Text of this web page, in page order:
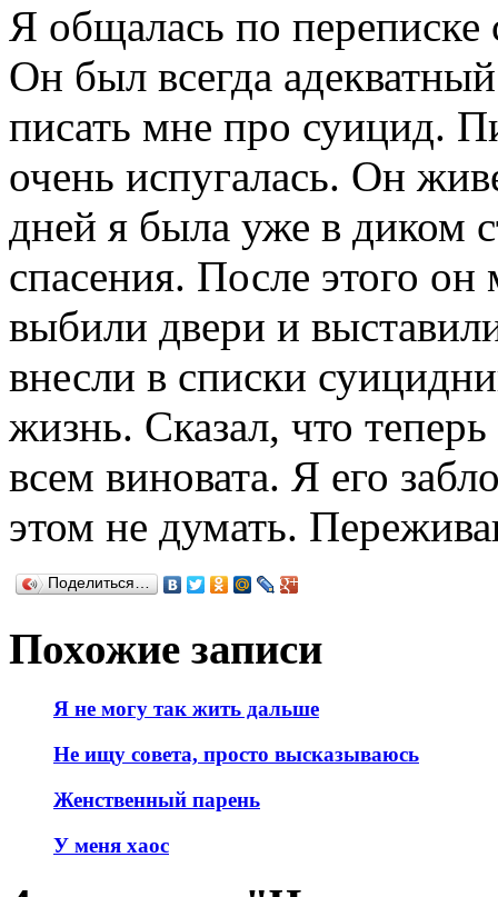
Я общалась по
Он был всегда
писать мне про суицид.
очень испугалась. Он
дней я была уже в диком
спасения. После этого
выбили двери и
внесли в списки
жизнь. Сказал, что
всем виновата. Я его
этом не думать.
Поделиться…
Похожие записи
Я не могу так жить дальше
Не ищу совета, просто высказываюсь
Женственный парень
У меня хаос